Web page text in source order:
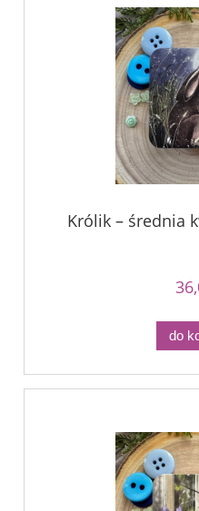
Królik – średnia
do